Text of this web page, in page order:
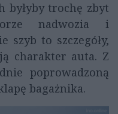
byłyby trochę zbyt
nadwozia i
szyb to szczegóły,
charakter auta. Z
poprowadzoną
bagażnika.